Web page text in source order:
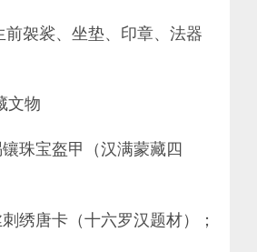
前袈裟、坐垫、印章、法器
文物
珠宝盔甲（汉满蒙藏四
绣唐卡（十六罗汉题材）；